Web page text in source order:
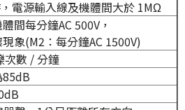
電源輸入線及機體間大於 1MΩ
間每分鐘AC 500V，
象(M2：每分鐘AC 1500V)
數 / 分鐘
85dB